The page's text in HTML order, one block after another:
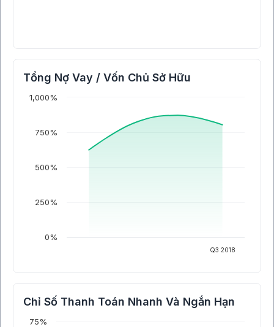
Tổng Nợ Vay / Vốn Chủ Sở Hữu
Q3 2018
0%
250%
500%
750%
1,000%
Chỉ Số Thanh Toán Nhanh Và Ngắn Hạn
75%